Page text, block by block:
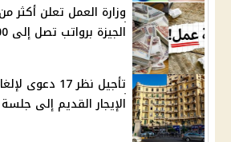
الجيزة برواتب تصل إلى 12500 جنيه
تأجيل نظر 17
الإيجار القديم إلى جلسة 17 أكتوبر